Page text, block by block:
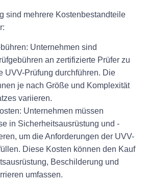
sind mehrere Kostenbestandteile
Unternehmen sind
an zertifizierte Prüfer zu
UVV-Prüfung durchführen. Die
je nach Größe und Komplexität
variieren.
Unternehmen müssen
in Sicherheitsausrüstung und -
um die Anforderungen der UVV-
Diese Kosten können den Kauf
Beschilderung und
umfassen.